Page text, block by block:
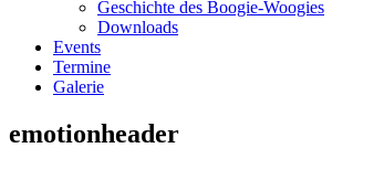
Geschichte des Boogie-Woogies
Downloads
Events
Termine
Galerie
emotionheader